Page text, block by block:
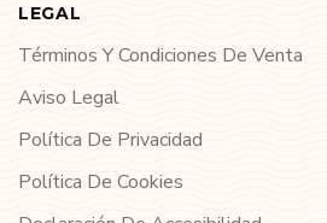
LEGAL
Términos Y Condiciones De Venta
Aviso Legal
Política De Privacidad
Política De Cookies